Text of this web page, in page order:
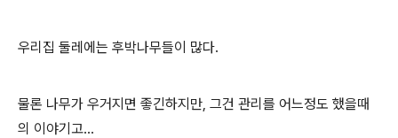
우리집 둘레에는 후박나무들이 많다.
물론 나무가 우거지면 좋긴하지만, 그건 관리를 어느정도 했을때
의 이야기고...